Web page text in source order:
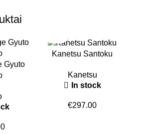
Gyuto
Kanetsu Santoku
Kanetsu
In stock
€297.00